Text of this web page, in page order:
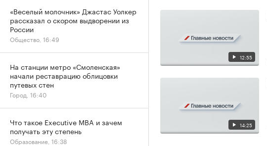
12:55
14:25
«Веселый молочник» Джастас Уолкер
рассказал о скором выдворении из
России
Общество, 16:49
На станции метро «Смоленская»
начали реставрацию облицовки
путевых стен
Город, 16:40
Что такое Executive MBA и зачем
получать эту степень
Образование, 16:38